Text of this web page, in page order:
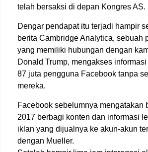
telah bersaksi di depan Kongres AS.
Dengar pendapat itu terjadi hampir
berita Cambridge Analytica, sebuah
yang memiliki hubungan dengan
Donald Trump, mengakses
87 juta pengguna Facebook tanpa
mereka.
Facebook sebelumnya mengatakan
2017 berbagi konten dan informasi
iklan yang dijualnya ke akun-akun
dengan Mueller.